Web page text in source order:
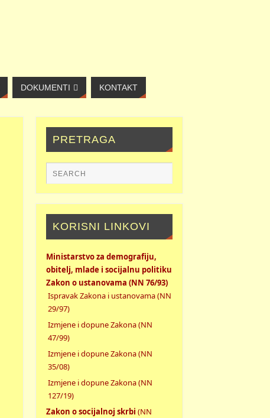
DOKUMENTI KONTAKT
PRETRAGA
KORISNI LINKOVI
Ministarstvo za demografiju,
obitelj, mlade i socijalnu politiku
Zakon o ustanovama (NN 76/93)
Ispravak Zakona i ustanovama (NN
29/97)
Izmjene i dopune Zakona (NN
47/99)
Izmjene i dopune Zakona (NN
35/08)
Izmjene i dopune Zakona (NN
127/19)
Zakon o socijalnoj skrbi (NN